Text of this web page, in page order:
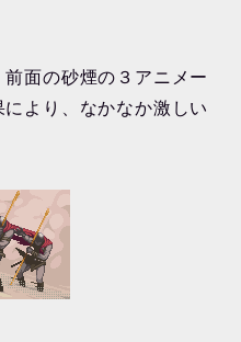
面の砂煙の３アニメー
より、なかなか激しい